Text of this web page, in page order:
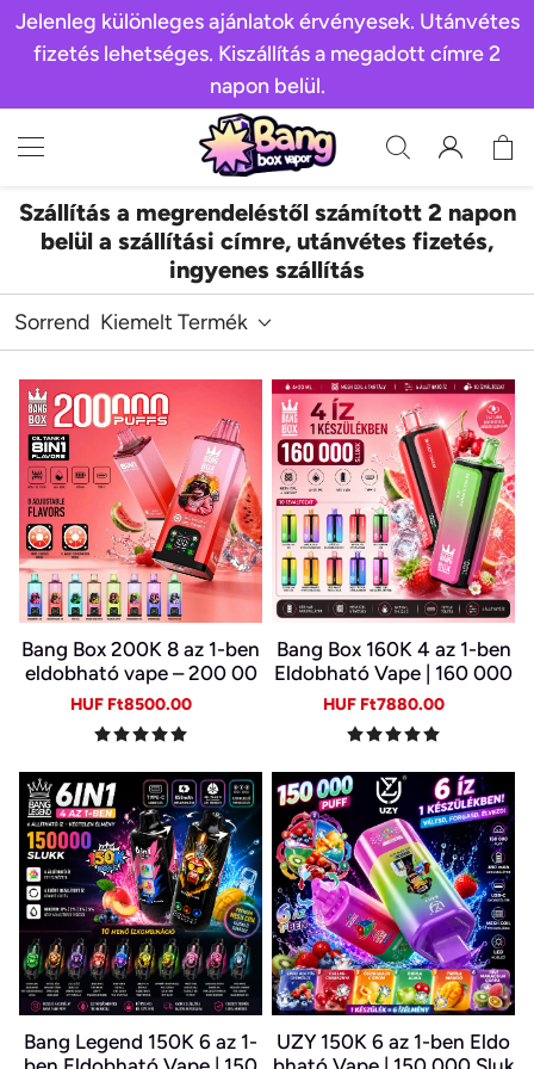
Jelenleg különleges ajánlatok érvényesek. Utánvétes
fizetés lehetséges. Kiszállítás a megadott címre 2
napon belül.
Szállítás a megrendeléstől számított 2 napon
belül a szállítási címre, utánvétes fizetés,
ingyenes szállítás
Sorrend Kiemelt Termék
Bang Box 200K 8 az 1-ben
eldobható vape – 200 00
0 slukk, 10 íz
Sale
HUF Ft8500.00
Bang Box 160K 4 az 1-ben
Eldobható Vape | 160 000
Slukk | 4 Íz Egy Készülékb
en | Type-C | 0–5% Nikotin
Sale
HUF Ft7880.00
Bang Legend 150K 6 az 1-
UZY 150K 6 az 1-ben Eldo